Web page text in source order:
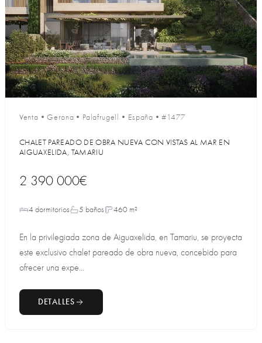
Venta •Gerona • Palafrugell • España •#1477
CHALET PAREADO DE OBRA NUEVA CON VISTAS AL MAR EN
AIGUAXELIDA, TAMARIU
2 390 000€
4 dormitorios 5 baños 460 m²
En la privilegiada zona de Aiguaxelida, en Tamariu, se proyecta
este exclusivo chalet pareado de obra nueva, concebido para
ofrecer una expe...
DETALLES